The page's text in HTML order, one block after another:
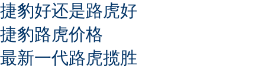
捷豹好还是路虎好
捷豹路虎价格
最新一代路虎揽胜